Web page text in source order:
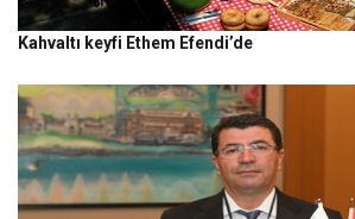
Kahvaltı keyfi Ethem Efendi’de